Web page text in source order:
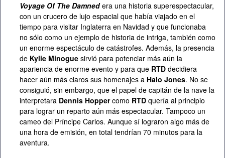
Voyage Of The Damnedera una historia superespectacular,
con un crucero de lujo espacial que había viajado en el
tiempo para visitar Inglaterra en Navidad y que funcionaba
no sólo como un ejemplo de historia de intriga, también como
un enorme espectáculo de catástrofes. Además, la presencia
de Kylie Minogue sirvió para potenciar más aún la
apariencia de enorme evento y para que RTD decidiera
hacer aún más claros sus homenajes a Halo Jones. No se
consiguió, sin embargo, que el papel de capitán de la nave la
interpretara Dennis Hoppercomo RTD quería al principio
para lograr un reparto aún más espectacular. Tampoco un
cameo del Príncipe Carlos. Aunque sí lograron algo más de
una hora de emisión, en total tendrían 70 minutos para la
aventura.